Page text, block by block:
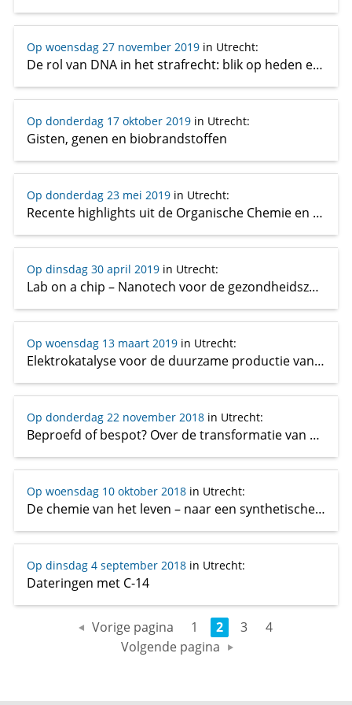
Op woensdag 27 november 2019in Utrecht:
De rol van DNA in het strafrecht: blik op heden en toekomst
Op donderdag 17 oktober 2019in Utrecht:
Gisten, genen en biobrandstoffen
Op donderdag 23 mei 2019in Utrecht:
Recente highlights uit de Organische Chemie en nieuws van het front
Op dinsdag 30 april 2019in Utrecht:
Lab on a chip – Nanotech voor de gezondheidszorg
Op woensdag 13 maart 2019in Utrecht:
Elektrokatalyse voor de duurzame productie van brandstoffen
Op donderdag 22 november 2018in Utrecht:
Beproefd of bespot? Over de transformatie van alchemie naar chemie in Nederland
Op woensdag 10 oktober 2018in Utrecht:
De chemie van het leven – naar een synthetische cel
Op dinsdag 4 september 2018in Utrecht:
Dateringen met C-14
Vorige pagina 1 2 3
4
Volgende pagina